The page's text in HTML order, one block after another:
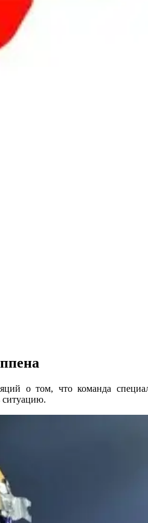
о том, что команда
ситуацию.